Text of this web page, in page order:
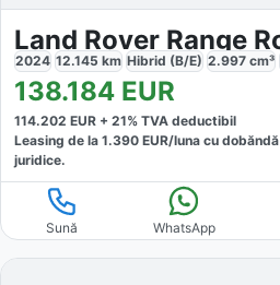
2024 12.145 km Hibrid (B/E) 2.997 cm³
138.184 EUR
114.202 EUR + 21% TVA deductibil
Leasing de la 1.390 EUR/luna cu dobăndă
juridice.
Sună WhatsApp